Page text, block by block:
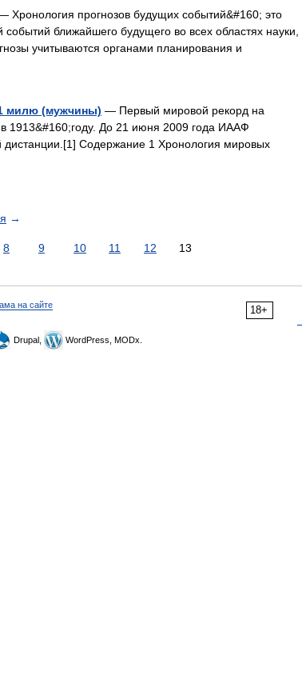
Хронология прогнозов будущих событий&#160; это
ближайшего будущего во всех областях науки,
учитываются органами планирования и
милю (мужчины) — Первый мировой рекорд на
До 21 июня 2009 года ИААФ
Содержание 1 Хронология мировых
→
8 9 10 11 12 13
18+
на сайте
Drupal, WordPress, MODx.